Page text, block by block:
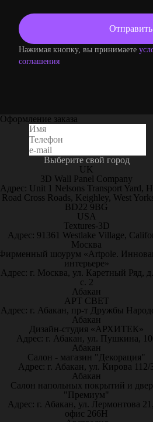
Нажимая кнопку, вы принимаете
соглашения
Оформление заказа
Выберите свой город
UK
3D Wall Panel Company
Адрес: Unit 1 Nelsons Transport Yard,
Road Cross Roads, Keighley, West
BD22 9BG
USA
Textures-3D
Адрес: 91361 Westlake Village,
Москва
шоурум «Artpole.
интерьере»
Адрес: г. Москва, ул. Каретный Ряд,
с. 2
Абакан
АРТ СВЕТ
Адрес: г. Абакан, пр-т Дружбы
Абакан
Дизайн-студия «АРХИТЕК»
Адрес: г. Абакан, ул. Пушкина,
Абакан
Салон - магазин "Декорация"
Адрес: г. Абакан, ул. Кирова 112/
Абакан
Салон напольных покрытий и
"Премиум"
Адрес: г. Абакан, ул. Лермонтова
офис 266Н